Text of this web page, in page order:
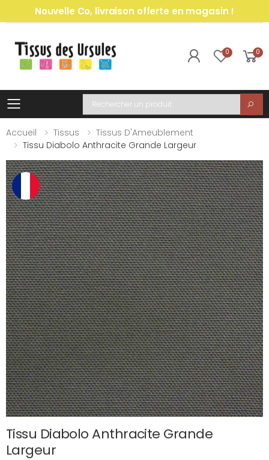
Nouvelle Co, livraison offerte en magasin !
0 0
Toggle mobile menu
Recherche
Accueil
Tissus
Tissus D'Ameublement
Tissu Diabolo Anthracite Grande Largeur
Tissu Diabolo Anthracite Grande
Largeur